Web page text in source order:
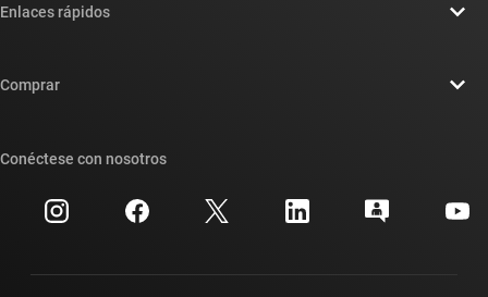
Sala de redacción
Relaciones con los inversionistas
Fabricación
Enlaces rápidos
Búsqueda de referencias cruzadas
Centro de atención al cliente
Comprar
Preguntas frecuentes sobre pedidos
Conéctese con nosotros